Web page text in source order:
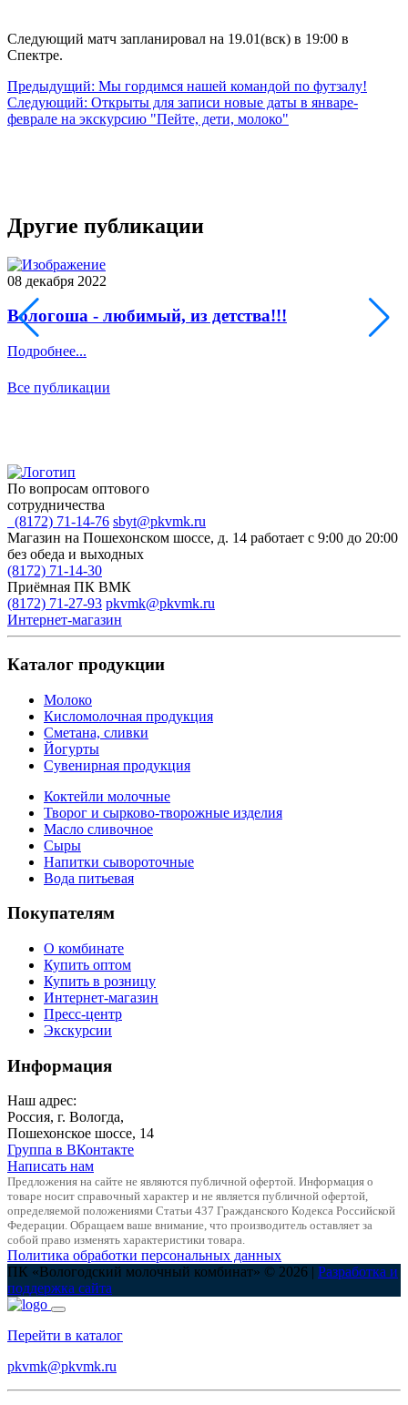
Следующий матч запланировал на 19.01(вск) в 19:00 в
Спектре.
Предыдущий: Мы гордимся нашей командой по футзалу!
Следующий: Открыты для записи новые даты в январе-
феврале на экскурсию "Пейте, дети, молоко"
Другие публикации
08 декабря 2022
Вологоша - любимый, из детства!!!
Подробнее...
Все публикации
По вопросам оптового
сотрудничества
(8172) 71-14-76 sbyt@pkvmk.ru
Магазин на Пошехонском шоссе, д. 14 работает с 9:00 до 20:00
без обеда и выходных
(8172) 71-14-30
Приёмная ПК ВМК
(8172) 71-27-93 pkvmk@pkvmk.ru
Интернет-магазин
Каталог продукции
Молоко
Кисломолочная продукция
Сметана, сливки
Йогурты
Сувенирная продукция
Коктейли молочные
Творог и сырково-творожные изделия
Масло сливочное
Сыры
Напитки сывороточные
Вода питьевая
Покупателям
О комбинате
Купить оптом
Купить в розницу
Интернет-магазин
Пресс-центр
Экскурсии
Информация
Наш адрес:
Россия, г. Вологда,
Пошехонское шоссе, 14
Группа в ВКонтакте
Написать нам
Предложения на сайте не являются публичной офертой. Информация о
товаре носит справочный характер и не является публичной офертой,
определяемой положениями Статьи 437 Гражданского Кодекса Российской
Федерации. Обращаем ваше внимание, что производитель оставляет за
собой право изменять характеристики товара.
Политика обработки персональных данных
ПК «Вологодский молочный комбинат» © 2026 | Разработка и
поддержка сайта
Перейти в каталог
pkvmk@pkvmk.ru